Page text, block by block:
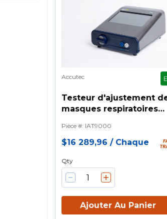
Accutec
Testeur d'ajustement
masques respiratoires
d'ajustement fiables
programmes de
Pièce #: IAT9000
$16 289,96 / Chaque
Qty
Ajouter Au Panier